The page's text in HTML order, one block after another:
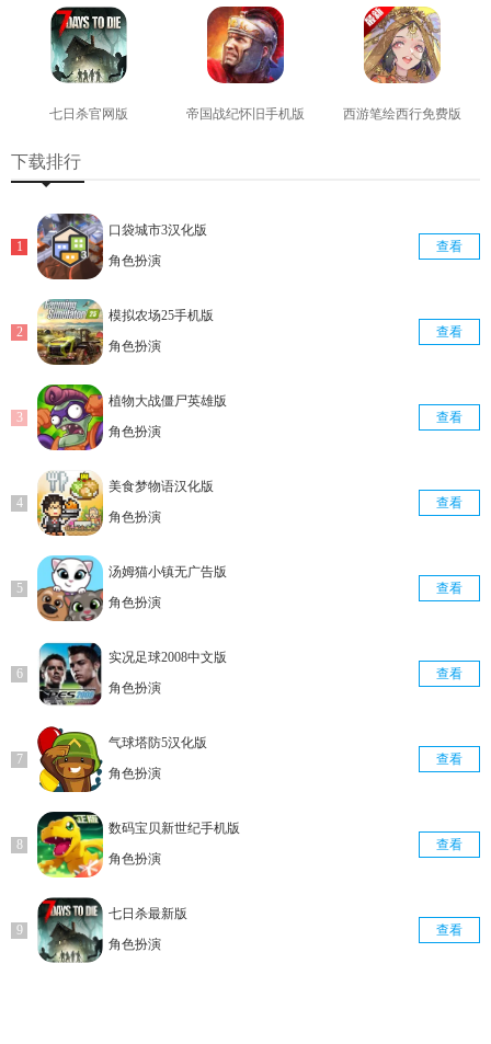
七日杀官网版 帝国战纪怀旧手机版 西游笔绘西行免费版
下载排行
口袋城市3汉化版
角色扮演
查看
模拟农场25手机版
角色扮演
查看
植物大战僵尸英雄版
角色扮演
查看
美食梦物语汉化版
角色扮演
查看
汤姆猫小镇无广告版
角色扮演
查看
实况足球2008中文版
角色扮演
查看
气球塔防5汉化版
角色扮演
查看
数码宝贝新世纪手机版
角色扮演
查看
七日杀最新版
角色扮演
查看